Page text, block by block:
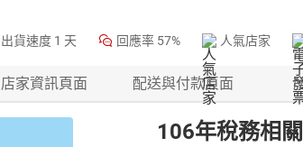
出貨速度 1 天 回應率 57% 人氣店家
店家資訊頁面 配送與付款頁面
106年稅務相